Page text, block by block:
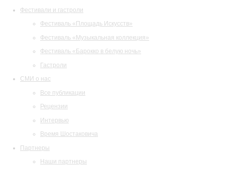
Фестивали и гастроли
Фестиваль «Площадь Искусств»
Фестиваль «Музыкальная коллекция»
Фестиваль «Барокко в белую ночь»
Гастроли
СМИ о нас
Все публикации
Рецензии
Интервью
Время Шостаковича
Партнеры
Наши партнеры